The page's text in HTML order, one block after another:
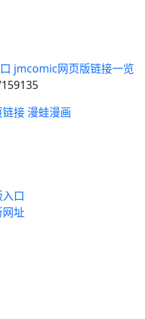
jmcomic网页版链接一览
接 漫蛙漫画
口
址